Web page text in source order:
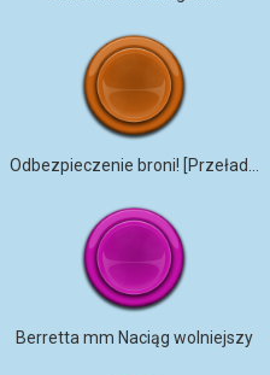
Berretta mm Naciąg wolniejszy